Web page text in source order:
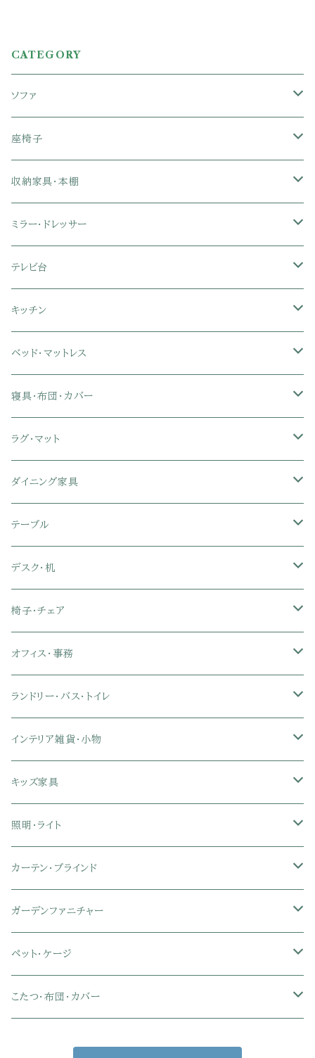
CATEGORY
ソファ
1人掛けソファ
2人掛けソファ
3人掛けソファ
フロアソファ・ローソファ
ソファベッド
カウチソファ・コーナーソファ
リクライニングソファ
スツール・オットマン
クッションソファ
革・レザー・合皮ソファ
布張り・ファブリックソファ
ソファカバー
座椅子
1人掛け座椅子
2人掛け座椅子
リクライニング座椅子
肘付き座椅子
座椅子カバー
ポケットコイル座椅子
収納家具・本棚
カラーボックス
本棚・書棚
衣類・タンス・チェスト
ハンガーラック
ラック・シェルフ
スチールラック・メタルラック
衣装ケース・壁面収納・ワードローブ
キャビネット・サイドボード
ランドリー・トイレ収納
玄関収納
突っ張り棚・突っ張りラック
ミラー・ドレッサー
ドレッサー・鏡台
ミラー・スタンドミラー
テレビ台
壁面収納・ハイタイプテレビ台
ミドルタイプテレビ台
ロータイプテレビ台
コーナーテレビ台
伸縮テレビ台
テレビスタンド
サイドチェスト
幅90cm以下テレビ台
幅91～120cmテレビ台
幅121～150cmテレビ台
幅151～180cmテレビ台
キッチン
食器棚・キッチンボード
レンジ台
キッチンワゴン
キッチンカウンター
キッチンラック・冷蔵庫ラック
隙間収納
キッチンマット
キッチン用品
キッチン家電
ベッド・マットレス
ローベッド
セミシングル
シングル
収納付きベッド
セミシングル
シングル
パネルベッド
セミシングル
シングル
すのこベッド
セミシングル
シングル
脚付きマットレス
セミシングル
シングル
パイプベッド
ロフトベッド
2段ベッド
折りたたみベッド
ソファベッド
マットレス
セミシングル
シングル
セミシングル
シングル
セミダブル
ダブル
寝具・布団・カバー
掛け布団
敷き布団
布団セット
枕
タオルケット・ガーゼケット
ブランケット・毛布
布団カバー・敷きパッド
ひんやりマット（冷却マット）
こたつ布団
シングル
セミダブル
ダブル
クイーン
キング
ラグ・マット
ラグ・カーペット
玄関マット
キッチンマット
フローリングマット
ジョイントマット
ダイニング家具
ダイニングテーブル
ダイニングチェア・ベンチ
ダイニングテーブルセット
2人用ダイニングテーブルセット
4人用ダイニングテーブルセット
6人用ダイニングテーブルセット
木製ダイニング
スチール脚ダイニング
テーブル
サイドテーブル
ウッドテーブル
センターテーブル
ガラステーブル
カウンターテーブル
伸縮式テーブル
デスク・机
パソコン・オフィスデスク
L字デスク
収納付きデスク
キーボードスライダー付きデスク
学習机
ツインデスク
デスクセット
サイドワゴン・チェスト
木製デスク
ガラスデスク
椅子・チェア
ダイニングチェア・ベンチ
オフィスチェア
リクライニングチェア
ハイバックオフィスチェア
メッシュオフィスチェア
リビングチェア
スツール・オットマン
学習椅子
ファブリックチェア
革・レザー・合皮チェア
スチール脚チェア
木脚チェア
オフィス・事務
オフィスチェア
オフィスデスク
オフィス収納
オフィス雑貨
オフィス家電
ランドリー・バス・トイレ
ランドリーラック
タオルハンガー
洗濯カゴ・ワゴン
物干しスタンド
トイレ用品
トイレットペーパーホルダー
バス用品・バスマット
インテリア雑貨・小物
タオル
食器・食器スタンド
キャニスター・ディスペンサー
コーヒーサーバー
エコバッグ
玄関小物・傘
キッズ家具
絵本ラック・本棚
ラック・ランドセルラック
おもちゃ・キッズ収納
学習机・学習椅子
チェア・ベビーチェア・ソファ
照明・ライト
シーリングライト
シーリングファンライト
ペンダントライト
スポットライト
カーテン・ブラインド
ドレープカーテン
レースカーテン
カーテンセット
ガーデンファニチャー
ガーデンフェンス・アーチ
ガーデンテーブル・チェア・ベンチ
ペット・ケージ
ケージ
こたつ・布団・カバー